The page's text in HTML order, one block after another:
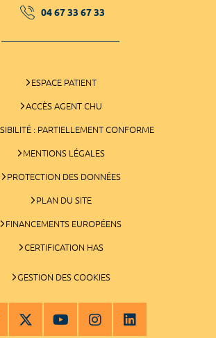
04 67 33 67 33
ESPACE PATIENT
ACCÈS AGENT CHU
: PARTIELLEMENT CONFORME
MENTIONS LÉGALES
PROTECTION DES DONNÉES
PLAN DU SITE
FINANCEMENTS EUROPÉENS
CERTIFICATION HAS
GESTION DES COOKIES